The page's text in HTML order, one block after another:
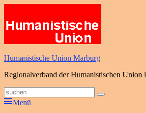
springen
Humanistische Union Marburg
Regionalverband der Humanistischen Union
Suche
nach:
Suchen
Menü